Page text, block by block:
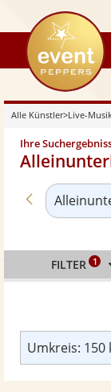
eventpeppers
Alle Künstler>Live-
Ihre
Zurück zu
Umkreis: 150
FILTER 1